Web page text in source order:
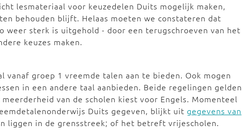
lesmateriaal voor keuzedelen Duits mogelijk maken,
behouden blijft. Helaas moeten we constateren dat
weer sterk is uitgehold - door een terugschroeven van het
keuzes maken.
vanaf groep 1 vreemde talen aan te bieden. Ook mogen
in een andere taal aanbieden. Beide regelingen gelden
van de scholen kiest voor Engels. Momenteel
Duits gegeven, blijkt uit gegevens van
liggen in de grensstreek; of het betreft vrijescholen.